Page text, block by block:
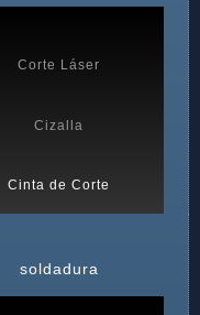
Corte Láser
Cizalla
Cinta de Corte
soldadura